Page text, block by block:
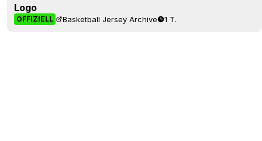
Logo
OFFIZIELL Basketball Jersey Archive 1 T.